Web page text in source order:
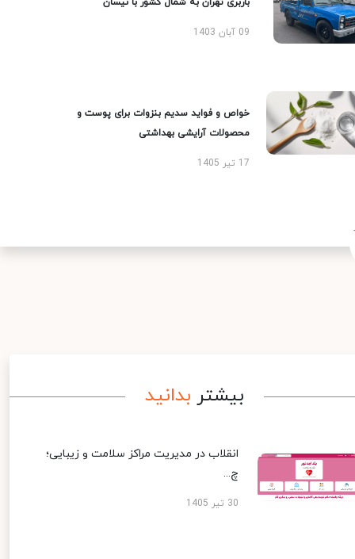
09 آبان 1403
خواص و فواید سدیم بنزوات برای پوست و
محصولات آرایشی بهداشتی
17 تیر 1405
بیشتر بدانید
انقلاب در مدیریت مراکز سلامت و زیبایی؛
چ...
30 تیر 1405